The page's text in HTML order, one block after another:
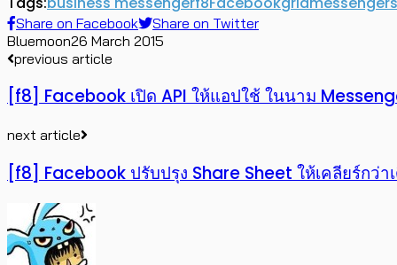
Share on Facebook
Share on Twitter
Bluemoon26 March 2015
previous article
[f8] Facebook เปิด API ให้แอปใช้ ในนาม
next article
[f8] Facebook ปรับปรุง Share Sheet ให้เคลียร์กว่า